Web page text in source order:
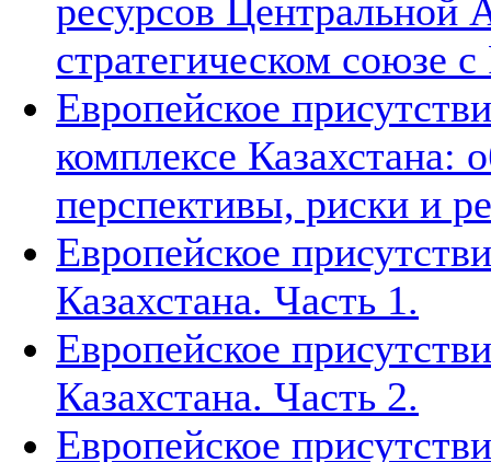
ресурсов Центральной
стратегическом союзе
Европейское
комплексе Казахстана:
перспективы, риски и
Европейское
Казахстана. Часть 1.
Европейское
Казахстана. Часть 2.
Европейское